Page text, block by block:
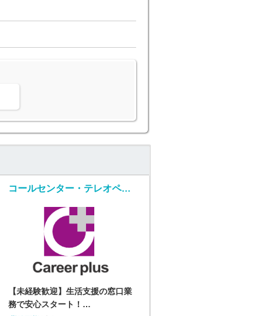
コールセンター・テレオペ（受信）(生活支援に関する問合せ窓口/平日のみ)
【未経験歓迎】生活支援の窓口業
務で安心スタート！…